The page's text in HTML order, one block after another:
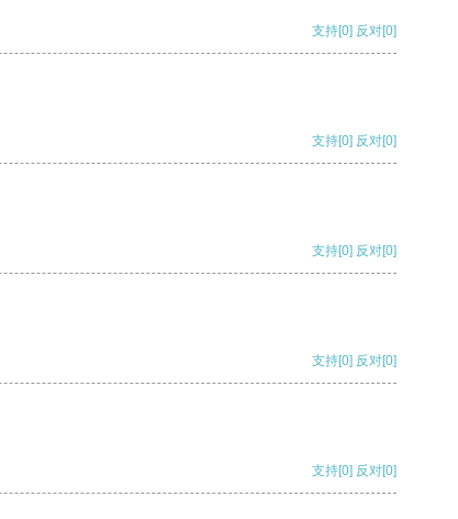
支持[0] 反对[0]
支持[0] 反对[0]
支持[0] 反对[0]
支持[0] 反对[0]
支持[0] 反对[0]